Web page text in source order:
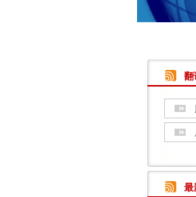
翻
最